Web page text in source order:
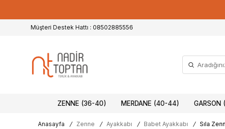
Müşteri Destek Hattı : 08502885556
ZENNE (36-40) MERDANE (40-44)
Anasayfa / Zenne / Ayakkabı / Babet Ayakkabı / Sıla